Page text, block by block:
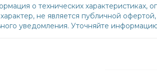
о технических характеристиках,
не является публичной
уведомления. Уточняйте